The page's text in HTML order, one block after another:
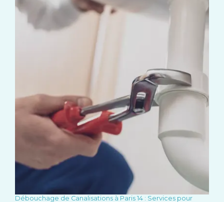
Débouchage de Canalisations à Paris 14 : Services pour